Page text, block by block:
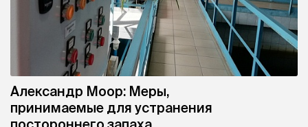
Александр Моор: Меры,
принимаемые для устранения